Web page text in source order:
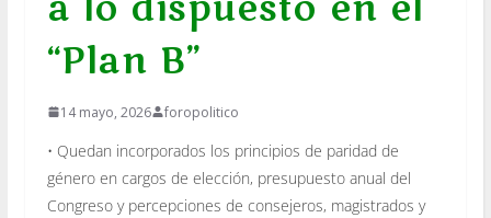
“Plan B”
14 mayo, 2026 foropolitico
• Quedan incorporados los principios de paridad de
género en cargos de elección, presupuesto anual del
Congreso y percepciones de consejeros, magistrados y